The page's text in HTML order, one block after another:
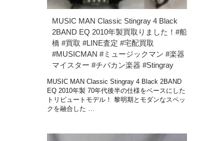
MUSIC MAN Classic Stingray 4 Black
2BAND EQ 2010年製買取りました！#船
橋 #買取 #LINE査定 #宅配買取
#MUSICMAN #ミュージックマン #楽器
マイスター #チバカン楽器 #Stingray
MUSIC MAN Classic Stingray 4 Black 2BAND
EQ 2010年製 70年代後半の仕様をベースにした
トリビュートモデル！ 黎明期とモダンなスペッ
クを融合した …